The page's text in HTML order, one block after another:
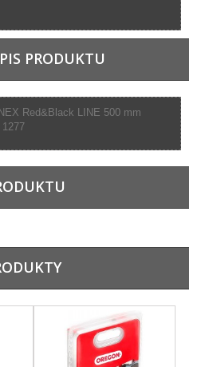
PRODUKTU
Red&Black LINE 500 mm